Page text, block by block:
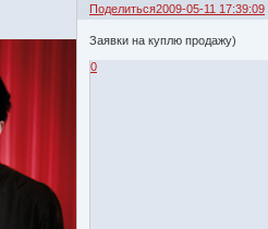
Поделиться2009-05-11 17:39:09
Заявки на куплю продажу)
0